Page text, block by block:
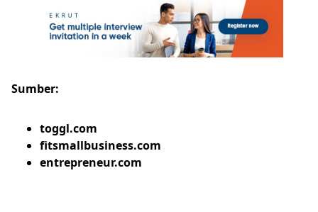
Sumber:
toggl.com
fitsmallbusiness.com
entrepreneur.com